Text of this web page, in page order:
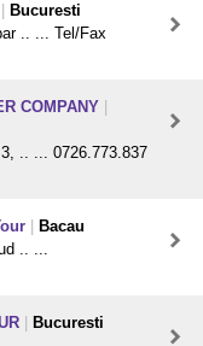
Bucuresti
.. ... Tel/Fax
COMPANY
.. ... 0726.773.837
Bacau
.. ...
Bucuresti